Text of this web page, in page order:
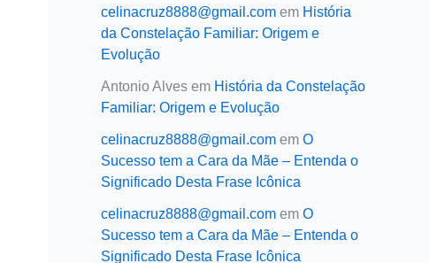
celinacruz8888@gmail.com em História
da Constelação Familiar: Origem e
Evolução
Antonio Alves em História da Constelação
Familiar: Origem e Evolução
celinacruz8888@gmail.com em O
Sucesso tem a Cara da Mãe – Entenda o
Significado Desta Frase Icônica
celinacruz8888@gmail.com em O
Sucesso tem a Cara da Mãe – Entenda o
Significado Desta Frase Icônica